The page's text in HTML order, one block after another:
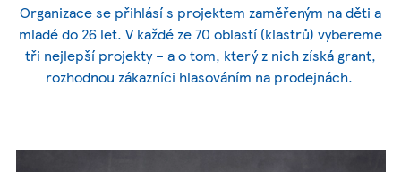
Organizace se přihlásí s projektem zaměřeným na děti a
mladé do 26 let. V každé ze 70 oblastí (klastrů) vybereme
tři nejlepší projekty – a o tom, který z nich získá grant,
rozhodnou zákazníci hlasováním na prodejnách.